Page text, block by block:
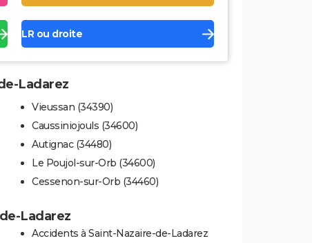
LR ou droite
Ladarez
Vieussan (34390)
Caussiniojouls (34600)
Autignac (34480)
Le Poujol-sur-Orb (34600)
Cessenon-sur-Orb (34460)
Ladarez
Accidents à Saint-Nazaire-de-Ladarez